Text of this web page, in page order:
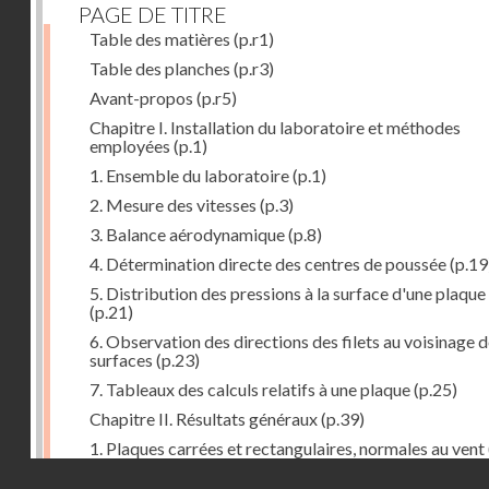
PAGE DE TITRE
Table des matières (p.r1)
Table des planches (p.r3)
Avant-propos (p.r5)
Chapitre I. Installation du laboratoire et méthodes
employées (p.1)
1. Ensemble du laboratoire(p.1)
2. Mesure des vitesses (p.3)
3. Balance aérodynamique(p.8)
4. Détermination directe des centres de poussée
5. Distribution des pressions à la surface d'une plaque
(p.21)
6. Observation des directions des filets au voisinage
surfaces (p.23)
7. Tableaux des calculs relatifs à une plaque(p.25)
Chapitre II. Résultats généraux(p.39)
1. Plaques carrées et rectangulaires, normales au vent